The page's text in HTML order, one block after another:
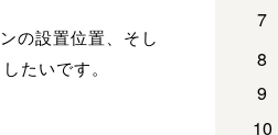
の設置位置、そし
たいです。
7
8
9
10